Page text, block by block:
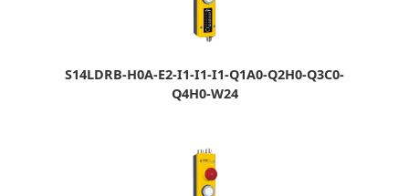
S14LDRB-H0A-E2-I1-I1-I1-Q1A0-Q2H0-Q3C0-
Q4H0-W24